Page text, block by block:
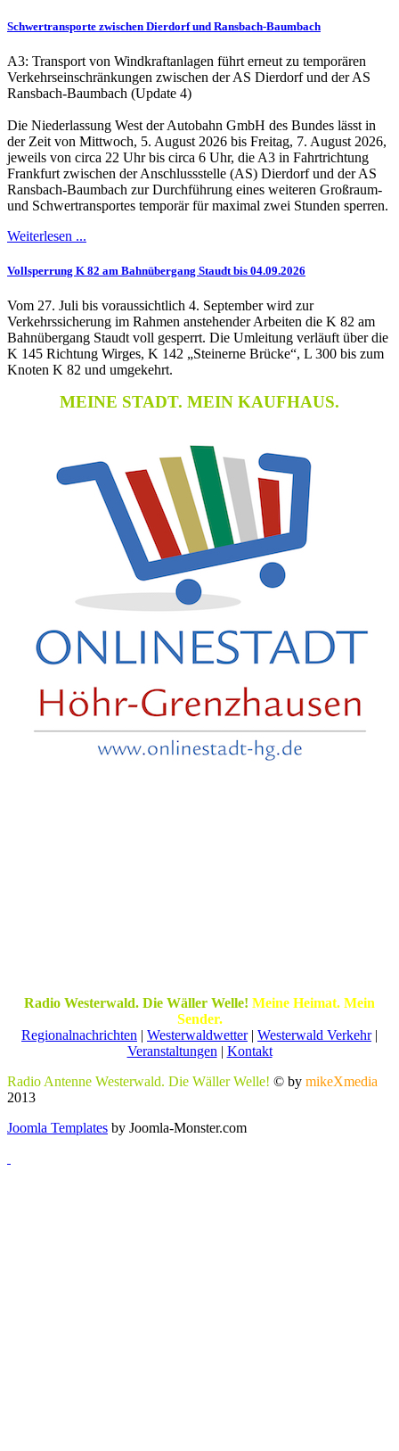
Schwertransporte zwischen Dierdorf und Ransbach-Baumbach
A3: Transport von Windkraftanlagen führt erneut zu temporären
Verkehrseinschränkungen zwischen der AS Dierdorf und der AS
Ransbach-Baumbach (Update 4)
Die Niederlassung West der Autobahn GmbH des Bundes lässt in
der Zeit von Mittwoch, 5. August 2026 bis Freitag, 7. August 2026,
jeweils von circa 22 Uhr bis circa 6 Uhr, die A3 in Fahrtrichtung
Frankfurt zwischen der Anschlussstelle (AS) Dierdorf und der AS
Ransbach-Baumbach zur Durchführung eines weiteren Großraum-
und Schwertransportes temporär für maximal zwei Stunden sperren.
Weiterlesen ...
Vollsperrung K 82 am Bahnübergang Staudt bis 04.09.2026
Vom 27. Juli bis voraussichtlich 4. September wird zur
Verkehrssicherung im Rahmen anstehender Arbeiten die K 82 am
Bahnübergang Staudt voll gesperrt. Die Umleitung verläuft über die
K 145 Richtung Wirges, K 142 „Steinerne Brücke“, L 300 bis zum
Knoten K 82 und umgekehrt.
MEINE STADT. MEIN KAUFHAUS.
Radio Westerwald. Die Wäller Welle! Meine Heimat. Mein
Sender.
Regionalnachrichten | Westerwaldwetter| Westerwald Verkehr|
Veranstaltungen | Kontakt
Radio Antenne Westerwald. Die Wäller Welle! © by mikeXmedia
2013
Joomla Templates by Joomla-Monster.com